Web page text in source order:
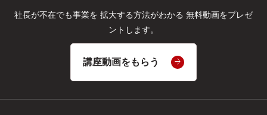
社長が不在でも事業を 拡大する方法がわかる 無料動画をプレゼ
ントします。
講座動画をもらう